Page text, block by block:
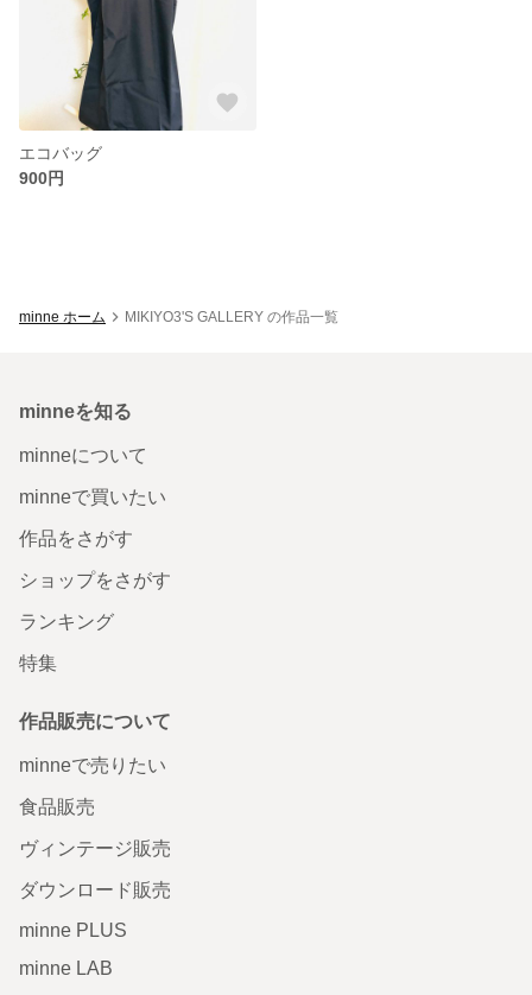
エコバッグ
900円
minne ホーム MIKIYO3'S GALLERY の作品一覧
minneを知る
minneについて
minneで買いたい
作品をさがす
ショップをさがす
ランキング
特集
作品販売について
minneで売りたい
食品販売
ヴィンテージ販売
ダウンロード販売
minne PLUS
minne LAB